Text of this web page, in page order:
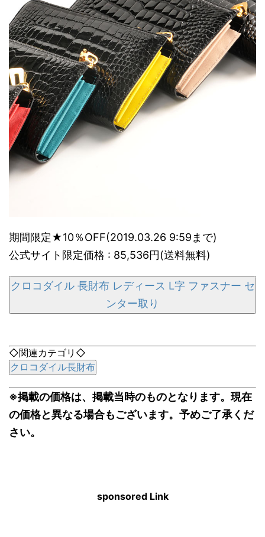
期間限定★10％OFF(2019.03.26 9:59まで)
公式サイト限定価格 : 85,536円(送料無料)
クロコダイル 長財布 レディース L字 ファスナー セ
ンター取り
◇関連カテゴリ◇
クロコダイル長財布
※掲載の価格は、掲載当時のものとなります。現在
の価格と異なる場合もございます。予めご了承くだ
さい。
sponsored Link